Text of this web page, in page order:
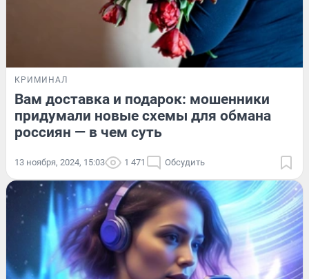
КРИМИНАЛ
Вам доставка и подарок: мошенники
придумали новые схемы для обмана
россиян — в чем суть
13 ноября, 2024, 15:03 1 471 Обсудить